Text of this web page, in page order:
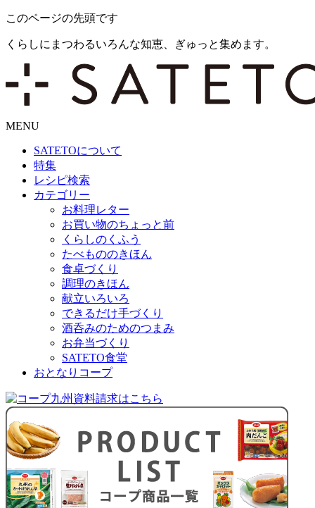
このページの先頭です
くらしにまつわるいろんな知恵、ぎゅっと集めます。
MENU
SATETOについて
特集
レシピ検索
カテゴリー
お料理レター
お買い物のちょっと前
くらしのくふう
たべもののきほん
食卓づくり
調理のきほん
献立いろいろ
できるだけ手づくり
酒呑みのためのつまみ
お弁当づくり
SATETO食堂
おとなりコープ